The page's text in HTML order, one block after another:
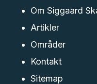
Om Siggaard
Artikler
Områder
Kontakt
Sitemap